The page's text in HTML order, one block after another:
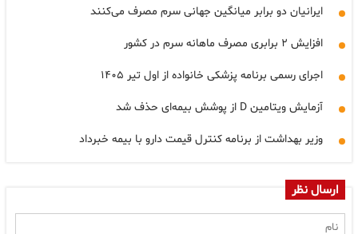
ایرانیان دو برابر میانگین جهانی سرم مصرف می‌کنند
افزایش ۲ برابری مصرف ماهانه سرم در کشور
اجرای رسمی برنامه پزشکی خانواده از اول تیر ۱۴۰۵
آزمایش ویتامین D از پوشش بیمه‌ای حذف شد
وزیر بهداشت از برنامه کنترل قیمت دارو با بیمه خبرداد
ارسال نظر